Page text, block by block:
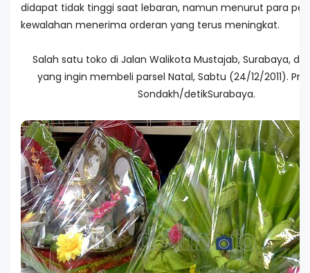
didapat tidak tinggi saat lebaran, namun menurut para
kewalahan menerima orderan yang terus meningkat.
Salah satu toko di Jalan Walikota Mustajab, Surabaya,
yang ingin membeli parsel Natal, Sabtu (24/12/2011).
Sondakh/detikSurabaya.